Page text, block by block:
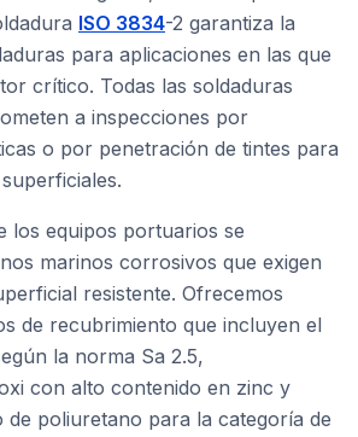
ISO 3834-2 garantiza la
para aplicaciones en las que
crítico. Todas las soldaduras
a inspecciones por
o por penetración de tintes para
los equipos portuarios se
marinos corrosivos que exigen
resistente. Ofrecemos
de recubrimiento que incluyen el
la norma Sa 2.5,
con alto contenido en zinc y
de poliuretano para la categoría de